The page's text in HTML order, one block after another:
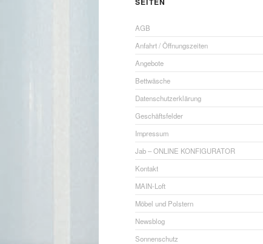
AGB
Anfahrt / Öffnungszeiten
Angebote
Bettwäsche
Datenschutzerklärung
Geschäftsfelder
Impressum
Jab – ONLINE KONFIGURATOR
Kontakt
MAIN-Loft
Möbel und Polstern
Newsblog
Sonnenschutz